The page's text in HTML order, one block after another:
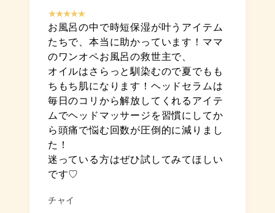
★★★★★
お風呂の中で時短保湿が叶うアイテム
たちで、本当に助かっています！ママ
のワンオペお風呂の救世主で、
オイルはさらっと馴染むので夏でもも
ちもち肌になります！ヘッドセラムは
毎日のコリから解放してくれるアイテ
ムでヘッドマッサージを習慣にしてか
ら頭痛で悩む回数が圧倒的に減りまし
た！
迷っている方はぜひ試してみてほしい
です♡
チャイ